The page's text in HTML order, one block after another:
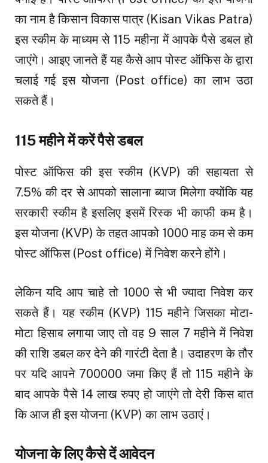
का नाम है किसान विकास पात्र (Kisan Vikas Patra)
इस स्कीम के माध्यम से 115 महीना में आपके पैसे डबल हो
जाएंगे। आइए जानते हैं यह कैसे आप पोस्ट ऑफिस के द्वारा
चलाई गई इस योजना (Post office) का लाभ उठा
सकते हैं।
115 महीने में करें पैसे डबल
पोस्ट ऑफिस की इस स्कीम (KVP) की सहायता से
7.5% की दर से आपको सालाना ब्याज मिलेगा क्योंकि यह
सरकारी स्कीम है इसलिए इसमें रिस्क भी काफी कम है।
इस योजना (KVP) के तहत आपको ₹1000 माह कम से कम
पोस्ट ऑफिस (Post office) में निवेश करने होंगे।
लेकिन यदि आप चाहे तो 1000 से भी ज्यादा निवेश कर
सकते हैं। यह स्कीम (KVP) 115 महीने जिसका मोटा-
मोटा हिसाब लगाया जाए तो वह 9 साल 7 महीने में निवेश
की राशि डबल कर देने की गारंटी देता है। उदाहरण के तौर
पर यदि आपने ₹700000 जमा किए हैं तो 115 महीने के
बाद आपके पैसे 14 लाख रुपए हो जाएंगे तो देरी किस बात
कि आज ही इस योजना (KVP) का लाभ उठाएं।
योजना के लिए कैसे दें आवेदन